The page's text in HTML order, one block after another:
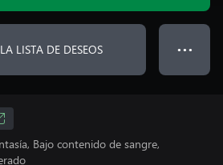
LISTA DE DESEOS ● ● ●
Bajo contenido de sangre,